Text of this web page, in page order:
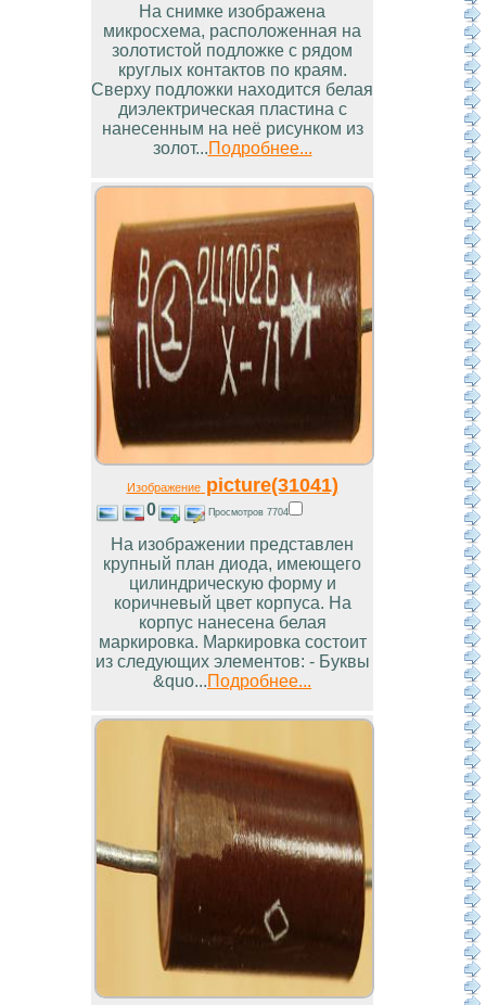
На снимке изображена
микросхема, расположенная на
золотистой подложке с рядом
круглых контактов по краям.
Сверху подложки находится белая
диэлектрическая пластина с
нанесенным на неё рисунком из
золот...Подробнее...
Изображениеpicture(31041)
0 Просмотров 7704
На изображении представлен
крупный план диода, имеющего
цилиндрическую форму и
коричневый цвет корпуса. На
корпус нанесена белая
маркировка. Маркировка состоит
из следующих элементов: - Буквы
&quo...Подробнее...